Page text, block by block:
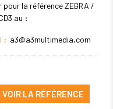
la référence ZEBRA /
au :
: a3@a3multimedia.com
VOIR LA RÉFÉRENCE